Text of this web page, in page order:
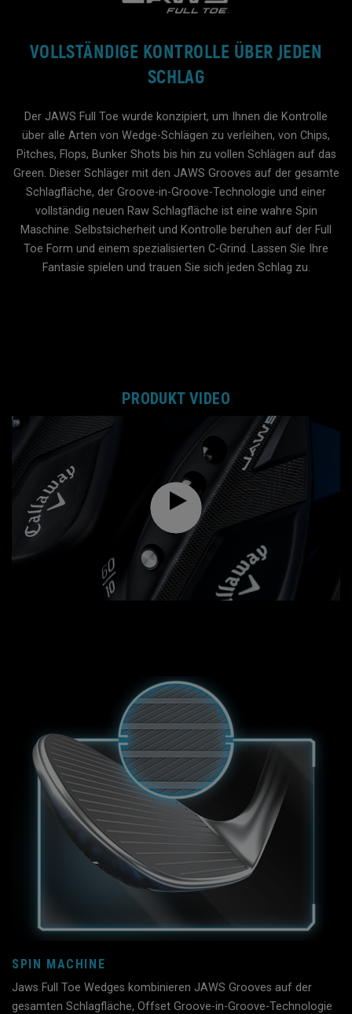
VOLLSTÄNDIGE KONTROLLE ÜBER JEDEN
SCHLAG
Der JAWS Full Toe wurde konzipiert, um Ihnen die Kontrolle
über alle Arten von Wedge-Schlägen zu verleihen, von Chips,
Pitches, Flops, Bunker Shots bis hin zu vollen Schlägen auf das
Green. Dieser Schläger mit den JAWS Grooves auf der gesamte
Schlagfläche, der Groove-in-Groove-Technologie und einer
vollständig neuen Raw Schlagfläche ist eine wahre Spin
Maschine. Selbstsicherheit und Kontrolle beruhen auf der Full
Toe Form und einem spezialisierten C-Grind. Lassen Sie Ihre
Fantasie spielen und trauen Sie sich jeden Schlag zu.
PRODUKT VIDEO
SPIN MACHINE
Jaws Full Toe Wedges kombinieren JAWS Grooves auf der
gesamten Schlagfläche, Offset Groove-in-Groove-Technologie